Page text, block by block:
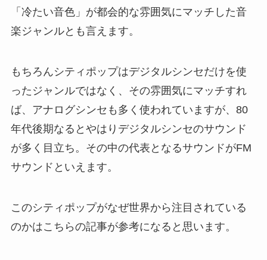
「冷たい音色」が都会的な雰囲気にマッチした音
楽ジャンルとも言えます。
もちろんシティポップはデジタルシンセだけを使
ったジャンルではなく、その雰囲気にマッチすれ
ば、アナログシンセも多く使われていますが、80
年代後期なるとやはりデジタルシンセのサウンド
が多く目立ち。その中の代表となるサウンドがFM
サウンドといえます。
このシティポップがなぜ世界から注目されている
のかはこちらの記事が参考になると思います。